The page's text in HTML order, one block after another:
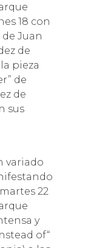
18 con
de Juan
de
pieza
de
de
sus
variado
22
y
of“